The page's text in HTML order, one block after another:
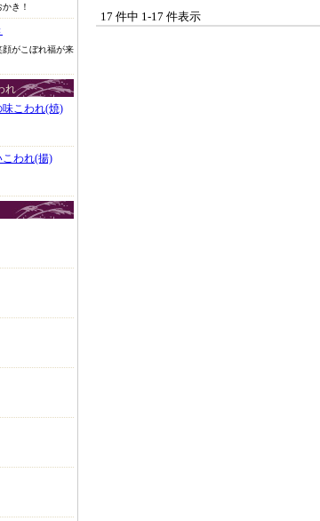
き！
顔がこぼれ福が来
れ
味こわれ(焼)
われ(揚)
17 件中 1-17 件表示